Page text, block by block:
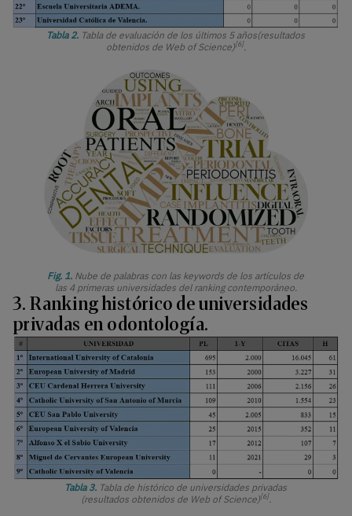
Tabla 2. Tabla de evaluación de los últimos 5 años(resultados
obtenidos de Web of Science)[6].
Fig. 1. Nube de palabras con las keywords de los artículos de
las 4 primeras universidades del ranking contemporáneo.
3. Ranking histórico de universidades
privadas en odontología.
Tabla 3. Tabla de histórico de universidades privadas
(resultados obtenidos de Web of Science)[6].